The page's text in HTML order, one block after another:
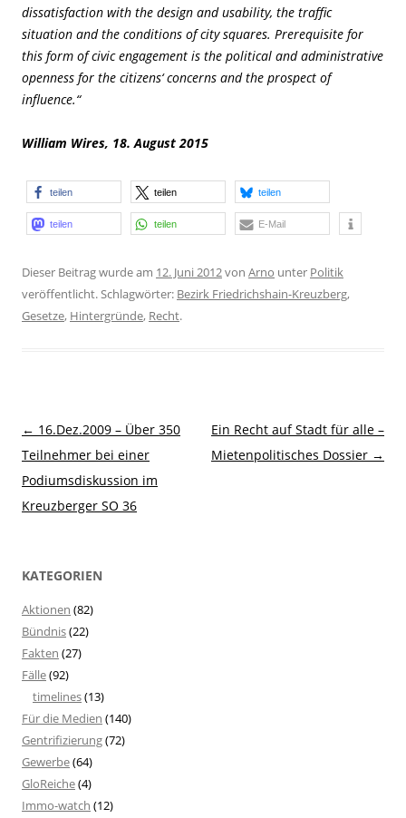
dissatisfaction with the design and usability, the traffic
situation and the conditions of city squares. Prerequisite for
this form of civic engagement is the political and administrative
openness for the citizens‘ concerns and the prospect of
influence.“
William Wires, 18. August 2015
teilen teilen teilen
teilen teilen E-Mail
Dieser Beitrag wurde am 12. Juni 2012von Arno unter Politik
veröffentlicht. Schlagwörter: Bezirk Friedrichshain-Kreuzberg,
Gesetze, Hintergründe, Recht.
Beitragsnavigation
← 16.Dez.2009 – Über 350
Teilnehmer bei einer
Podiumsdiskussion im
Kreuzberger SO 36
Ein Recht auf Stadt für alle –
Mietenpolitisches Dossier →
KATEGORIEN
Aktionen (82)
Bündnis(22)
Fakten (27)
Fälle(92)
timelines(13)
Für die Medien (140)
Gentrifizierung(72)
Gewerbe(64)
GloReiche(4)
Immo-watch (12)